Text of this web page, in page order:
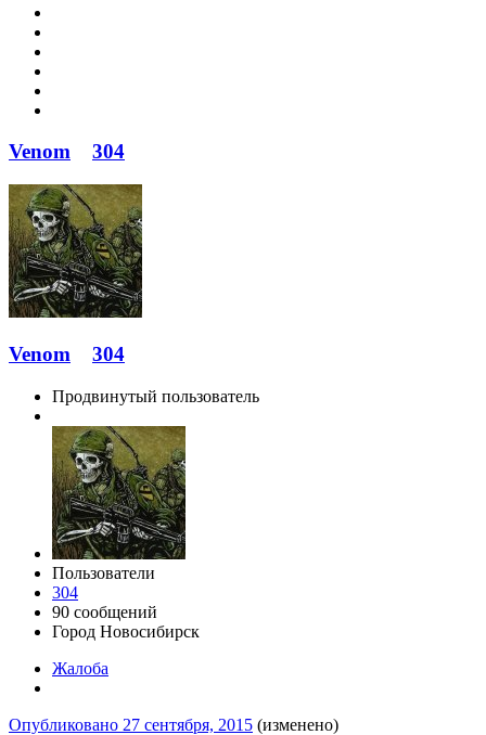
Venom 304
Venom 304
Продвинутый пользователь
Пользователи
304
90 сообщений
Город Новосибирск
Жалоба
Опубликовано 27 сентября, 2015 (изменено)